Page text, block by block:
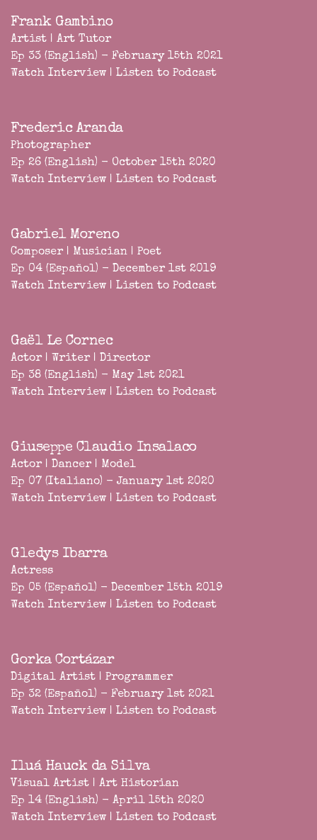
Frank Gambino
Artist | Art Tutor
Ep 33 (English) - February 15th 2021
Watch Interview | Listen to Podcast
Frederic Aranda
Photographer
Ep 26 (English) - October 15th 2020
Watch Interview | Listen to Podcast
Gabriel Moreno
Composer | Musician | Poet
Ep 04 (Español) - December 1st 2019
Watch Interview | Listen to Podcast
Gaël Le Cornec
Actor | Writer | Director
Ep 38 (English) - May 1st 2021
Watch Interview | Listen to Podcast
Giuseppe Claudio Insalaco
Actor | Dancer | Model
Ep 07 (Italiano) - January 1st 2020
Watch Interview | Listen to Podcast
Gledys Ibarra
Actress
Ep 05 (Español) - December 15th 2019
Watch Interview | Listen to Podcast
Gorka Cortázar
Digital Artist | Programmer
Ep 32 (Español) - February 1st 2021
Watch Interview | Listen to Podcast
Iluá Hauck da Silva
Visual Artist | Art Historian
Ep 14 (English) - April 15th 2020
Watch Interview | Listen to Podcast